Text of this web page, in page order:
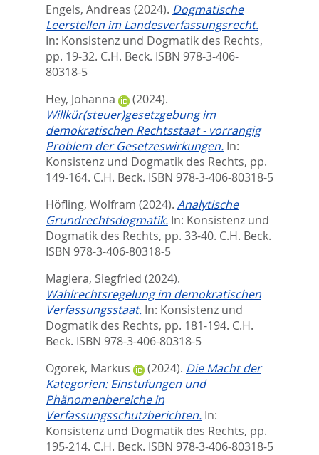
Engels, Andreas (2024). Dogmatische
Leerstellen im Landesverfassungsrecht.
In: Konsistenz und Dogmatik des Rechts,
pp. 19-32. C.H. Beck. ISBN 978-3-406-
80318-5
Hey, Johanna
(2024).
Willkür(steuer)gesetzgebung im
demokratischen Rechtsstaat - vorrangig
Problem der Gesetzeswirkungen. In:
Konsistenz und Dogmatik des Rechts, pp.
149-164. C.H. Beck. ISBN 978-3-406-80318-5
Höfling, Wolfram (2024). Analytische
Grundrechtsdogmatik. In: Konsistenz und
Dogmatik des Rechts, pp. 33-40. C.H. Beck.
ISBN 978-3-406-80318-5
Magiera, Siegfried (2024).
Wahlrechtsregelung im demokratischen
Verfassungsstaat. In: Konsistenz und
Dogmatik des Rechts, pp. 181-194. C.H.
Beck. ISBN 978-3-406-80318-5
Ogorek, Markus
(2024). Die Macht der
Kategorien: Einstufungen und
Phänomenbereiche in
Verfassungsschutzberichten. In:
Konsistenz und Dogmatik des Rechts, pp.
195-214. C.H. Beck. ISBN 978-3-406-80318-5